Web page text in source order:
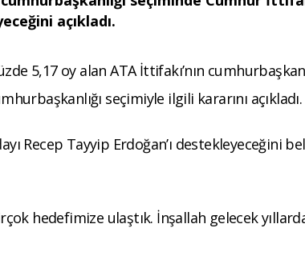
açıkladı.
5,17 oy alan ATA İttifakı’nın
seçimiyle ilgili kararını açıkladı.
Recep Tayyip Erdoğan’ı destekleyeceğini
hedefimize ulaştık. İnşallah gelecek